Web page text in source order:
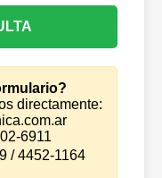
directamente:
6911
/ 4452-1164